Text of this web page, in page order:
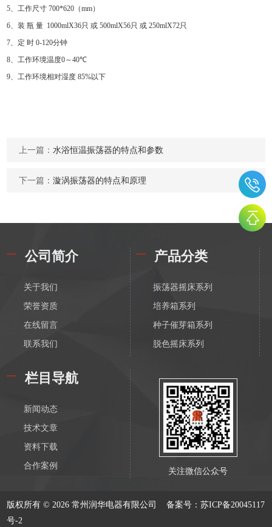
5 、工作尺寸 700*620 （mm）
6 、装 瓶 量 1000mlX36只 或 500mlX56只 或 250mlX72只
7 、定 时 0-120分钟
8 、工作环境温度0～40℃
9 、工作环境相对湿度 85%以下
上一篇：水浴恒温振荡器的特点和参数
下一篇：漩涡振荡器的特点和原理
公司简介
关于我们
荣誉资质
在线留言
联系我们
产品分类
振荡器摇床系列
培养箱系列
种子催芽箱系列
脱色摇床系列
恒温磁力搅拌器系列
电动搅拌器系列
离心机系列
水浴锅系列
油浴锅系列
恒温水箱系列
栏目导航
新闻动态
技术文章
资料下载
合作案例
关注微信公众号
版权所有 © 2026 常州润华电器有限公司备案号：苏ICP备20045117
号-2